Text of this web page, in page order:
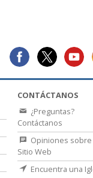
CONTÁCTANOS
¿Preguntas?
Contáctanos
Opiniones sobre
Sitio Web
Encuentra una